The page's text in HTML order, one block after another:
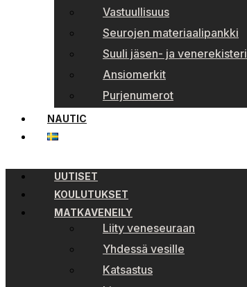
Vastuullisuus
Seurojen materiaalipankki
Suuli jäsen- ja venerekisteri
Ansiomerkit
Purjenumerot
NAUTIC
UUTISET
KOULUTUKSET
MATKAVENEILY
Liity veneseuraan
Yhdessä vesille
Katsastus